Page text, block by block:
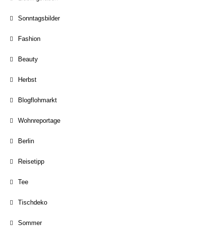
Sonntagsbilder
Fashion
Beauty
Herbst
Blogflohmarkt
Wohnreportage
Berlin
Reisetipp
Tee
Tischdeko
Sommer